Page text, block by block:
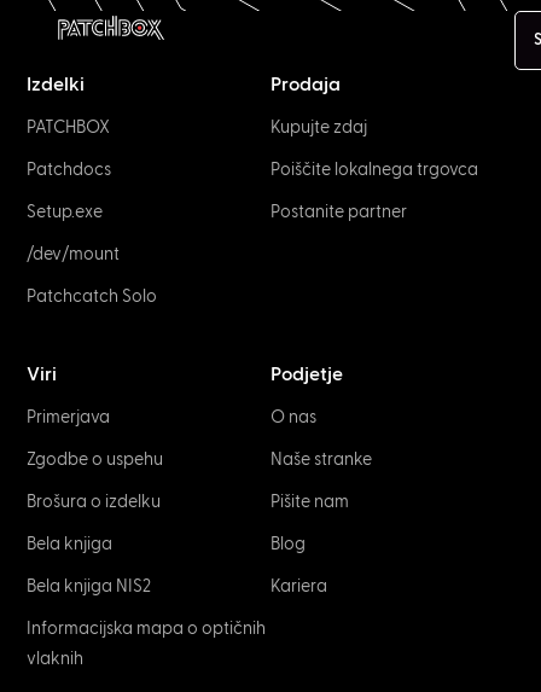
Izdelki
PATCHBOX
Patchdocs
Setup.exe
/dev/mount
Patchcatch Solo
Prodaja
Kupujte zdaj
Poiščite lokalnega trgovca
Postanite partner
Viri
Primerjava
Zgodbe o uspehu
Brošura o izdelku
Bela knjiga
Bela knjiga NIS2
Informacijska mapa o optičnih
vlaknih
Podjetje
O nas
Naše stranke
Pišite nam
Blog
Kariera